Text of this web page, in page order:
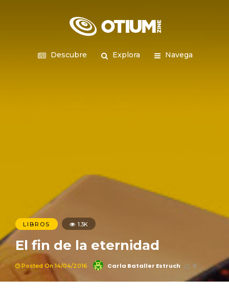
Descubre Explora Navega
LIBROS 1.3K
El fin de la eternidad
Posted On 14/04/2016 Carla Bataller Estruch 0